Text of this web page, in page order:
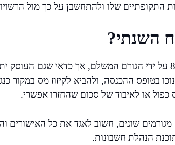
התקופתיים שלו ולהתחשבן על כך מול
השנתי?
כל סכום שנוכה במקור מדווח בטופס 867 על ידי הגורם המשלם, אך
בטופס ההכנסה, ולהביא לקיזוז מס במקור
כפול או לאיבוד של סכום שהחזרו אפשרי.
שונים, חשוב לאגד את כל האישורים
הנהלת חשבונות.